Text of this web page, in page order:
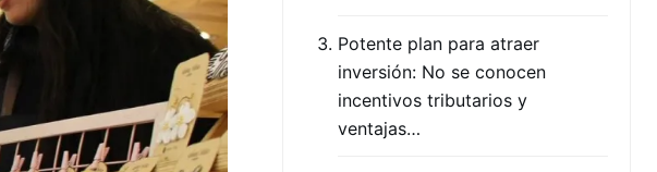
Potente plan para atraer
inversión: No se conocen
incentivos tributarios y
ventajas…